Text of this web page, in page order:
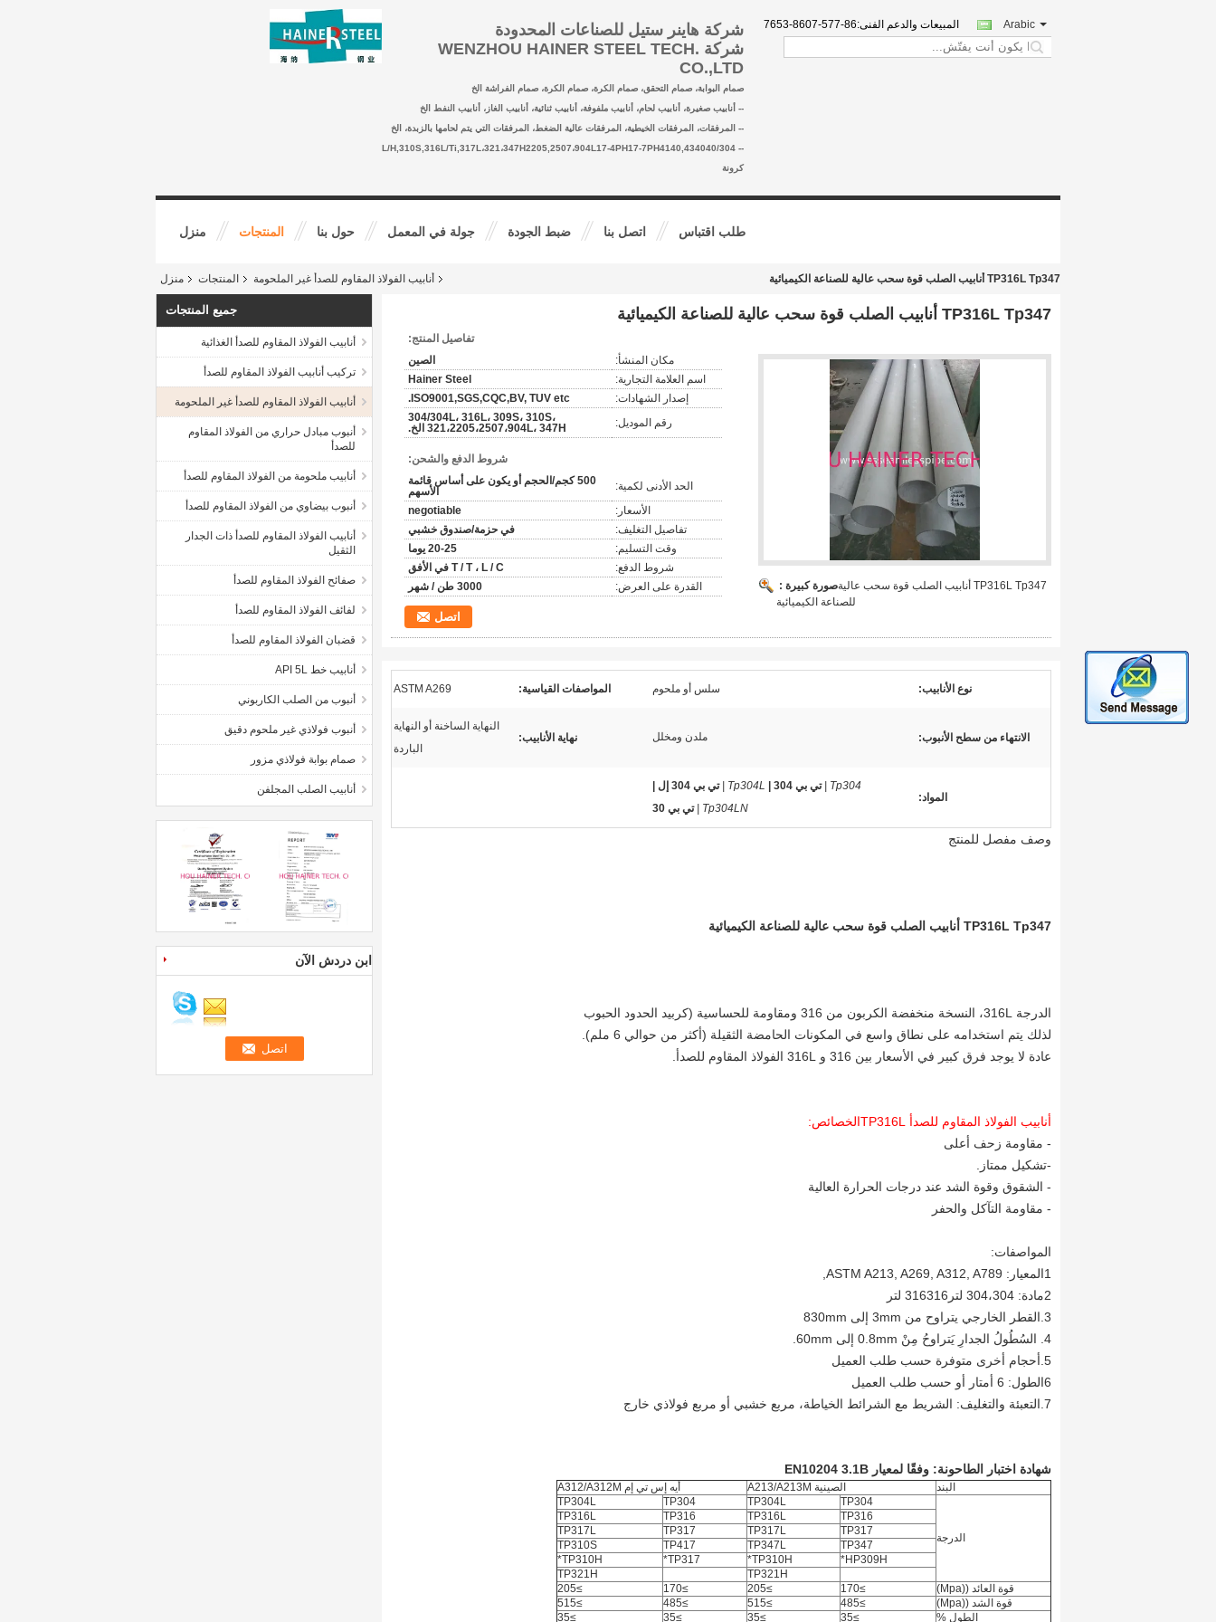
شركة هاينر ستيل للصناعات المحدودة
شركة WENZHOU HAINER STEEL TECH.
CO.,LTD
صمام البوابة، صمام التحقق، صمام الكرة، صمام الكرة، صمام الفراشة الخ
-- أنابيب صغيرة، أنابيب لحام، أنابيب ملفوفة، أنابيب ثنائية، أنابيب الغاز، أنابيب النفط الخ
-- المرفقات، المرفقات الخيطية، المرفقات عالية الضغط، المرفقات التي يتم لحامها بالزبدة، الخ
-- 304/L/H,310S,316L/Ti,317L،321،347H2205,2507،904L17-4PH17-7PH4140,434040
كرونة
المبيعات والدعم الفنى:86-577-8607-7653 Arabic
search
منزل المنتجات حول بنا جولة في المعمل ضبط الجودة اتصل بنا طلب اقتباس
منزل المنتجات أنابيب الفولاذ المقاوم للصدأ غير الملحومة TP316L Tp347 أنابيب الصلب قوة سحب عالية للصناعة الكيميائية
جميع المنتجات
أنابيب الفولاذ المقاوم للصدأ الغذائية
تركيب أنابيب الفولاذ المقاوم للصدأ
أنابيب الفولاذ المقاوم للصدأ غير الملحومة
أنبوب مبادل حراري من الفولاذ المقاوم
للصدأ
أنابيب ملحومة من الفولاذ المقاوم للصدأ
أنبوب بيضاوي من الفولاذ المقاوم للصدأ
أنابيب الفولاذ المقاوم للصدأ ذات الجدار
الثقيل
صفائح الفولاذ المقاوم للصدأ
لفائف الفولاذ المقاوم للصدأ
قضبان الفولاذ المقاوم للصدأ
أنابيب خط API 5L
أنبوب من الصلب الكاربوني
أنبوب فولاذي غير ملحوم دقيق
صمام بوابة فولاذي مزور
أنابيب الصلب المجلفن
ابن دردش الآن
TP316L Tp347 أنابيب الصلب قوة سحب عالية للصناعة الكيميائية
صورة كبيرة :TP316L Tp347 أنابيب الصلب قوة سحب عالية
للصناعة الكيميائية
تفاصيل المنتج:
مكان المنشأ:
الصين
اسم العلامة التجارية:
Hainer Steel
إصدار الشهادات:
ISO9001,SGS,CQC,BV, TUV etc.
رقم الموديل:
304/304L، 316L، 309S، 310S،
321،2205،2507،904L، 347H الخ.
شروط الدفع والشحن:
الحد الأدنى لكمية:
500 كجم/الحجم أو يكون على أساس قائمة
الأسهم
الأسعار:
negotiable
تفاصيل التغليف:
في حزمة/صندوق خشبي
وقت التسليم:
20-25 يوما
شروط الدفع:
T / T ، L / C في الأفق
القدرة على العرض:
3000 طن / شهر
اتصل
نوع الأنابيب: سلس أو ملحوم المواصفات القياسية: ASTM A269
الانتهاء من سطح الأنبوب: ملدن ومخلل نهاية الأنابيب:
النهاية الساخنة أو النهاية
الباردة
المواد:
Tp304 | تي بي 304 | Tp304L |
تي بي 304 إل |
Tp304LN |
تي بي 30
وصف مفصل للمنتج
TP316L Tp347 أنابيب الصلب قوة سحب عالية للصناعة الكيميائية
الدرجة 316L، النسخة منخفضة الكربون من 316 ومقاومة للحساسية (كربيد الحدود الحبوب
لذلك يتم استخدامه على نطاق واسع في المكونات الحامضة الثقيلة (أكثر من حوالي 6 ملم).
عادة لا يوجد فرق كبير في الأسعار بين 316 و 316L الفولاذ المقاوم للصدأ.
أنابيب الفولاذ المقاوم للصدأ TP316L
الخصائص:
- مقاومة زحف أعلى
-تشكيل ممتاز.
- الشقوق وقوة الشد عند درجات الحرارة العالية
- مقاومة التآكل والحفر
المواصفات:
1المعيار: ASTM A213, A269, A312, A789,
2مادة: 304،304 لتر316316 لتر
3.القطر الخارجي يتراوح من 3mm إلى 830mm
4. السُطُولُ الجدارِ يَتراوحُ مِنْ 0.8mm إلى 60mm.
5.أحجام أخرى متوفرة حسب طلب العميل
6الطول: 6 أمتار أو حسب طلب العميل
7.التعبئة والتغليف: الشريط مع الشرائط الخياطة، مربع خشبي أو مربع فولاذي خارج
شهادة اختبار الطاحونة: وفقًا لمعيار EN10204 3.1B
البند الصينية A213/A213M أيه إس تي إم A312/A312M
الدرجة
TP304
TP304L
TP304
TP304L
TP316
TP316L
TP316
TP316L
TP317
TP317L
TP317
TP317L
TP347
TP347L
TP417
TP310S
HP309H*
TP310H*
TP317*
TP310H*
TP321H
TP321H
قوة العائد ((Mpa)
≥170
≥205
≥170
≥205
قوة الشد ((Mpa)
≥485
≥515
≥485
≥515
الطول %
≥35
≥35
≥35
≥35